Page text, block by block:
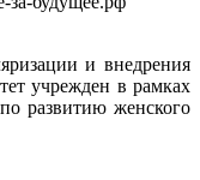
и внедрения
учрежден в рамках
развитию женского